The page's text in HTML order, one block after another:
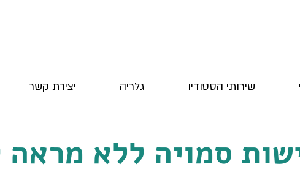
שירותי הסטודיו גלריה יצירת קשר
סמויה ללא מראה